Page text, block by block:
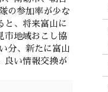
の参加率が少な
と、将来富山に
市地域おこし協
分、新たに富山
良い情報交換が